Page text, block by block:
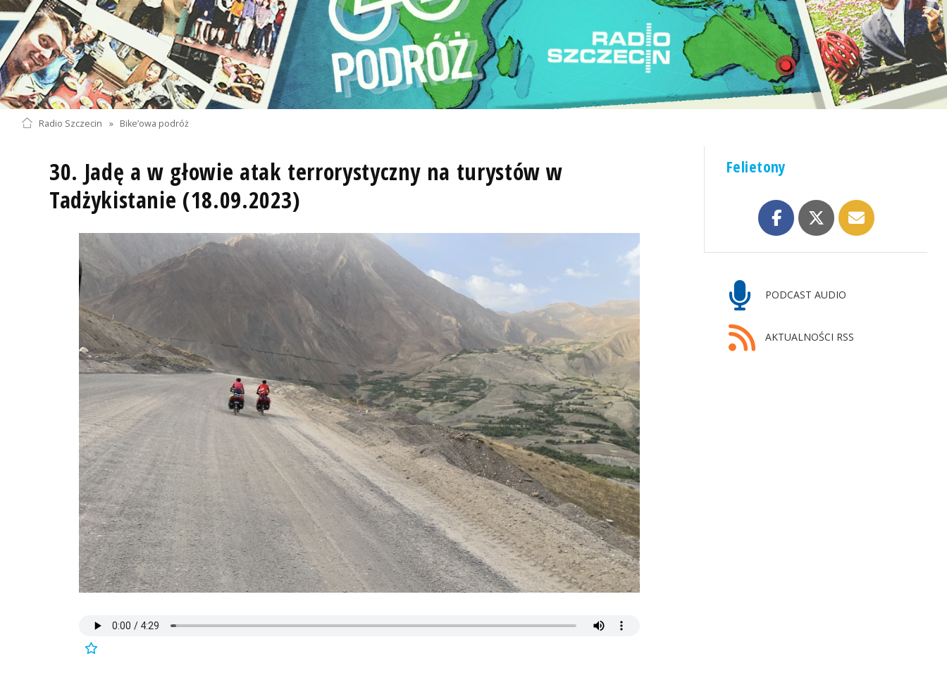
Radio Szczecin » Bike’owa podróż
30. Jadę a w głowie atak terrorystyczny na turystów w
Tadżykistanie (18.09.2023)
Felietony
PODCAST AUDIO
AKTUALNOŚCI RSS